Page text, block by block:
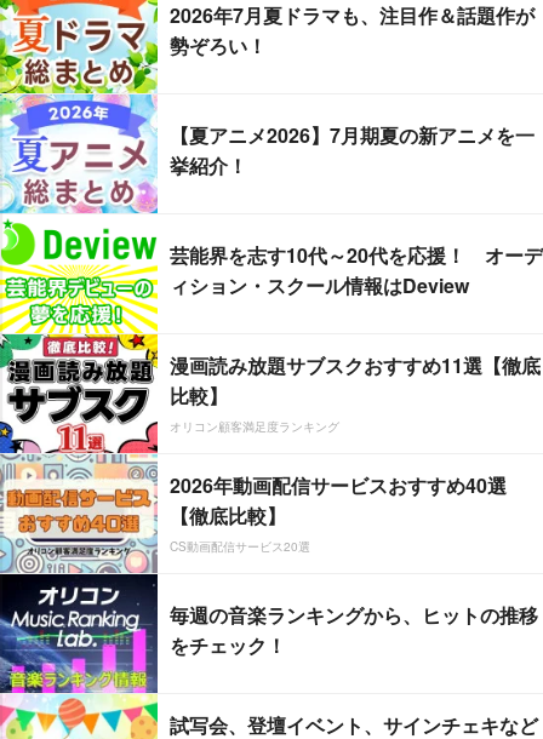
2026年7月夏ドラマも、注目作＆話題作が
勢ぞろい！
【夏アニメ2026】7月期夏の新アニメを一
挙紹介！
芸能界を志す10代～20代を応援！ オーデ
ィション・スクール情報はDeview
漫画読み放題サブスクおすすめ11選【徹底
比較】
オリコン顧客満足度ランキング
2026年動画配信サービスおすすめ40選
【徹底比較】
CS動画配信サービス20選
毎週の音楽ランキングから、ヒットの推移
をチェック！
試写会、登壇イベント、サインチェキなど